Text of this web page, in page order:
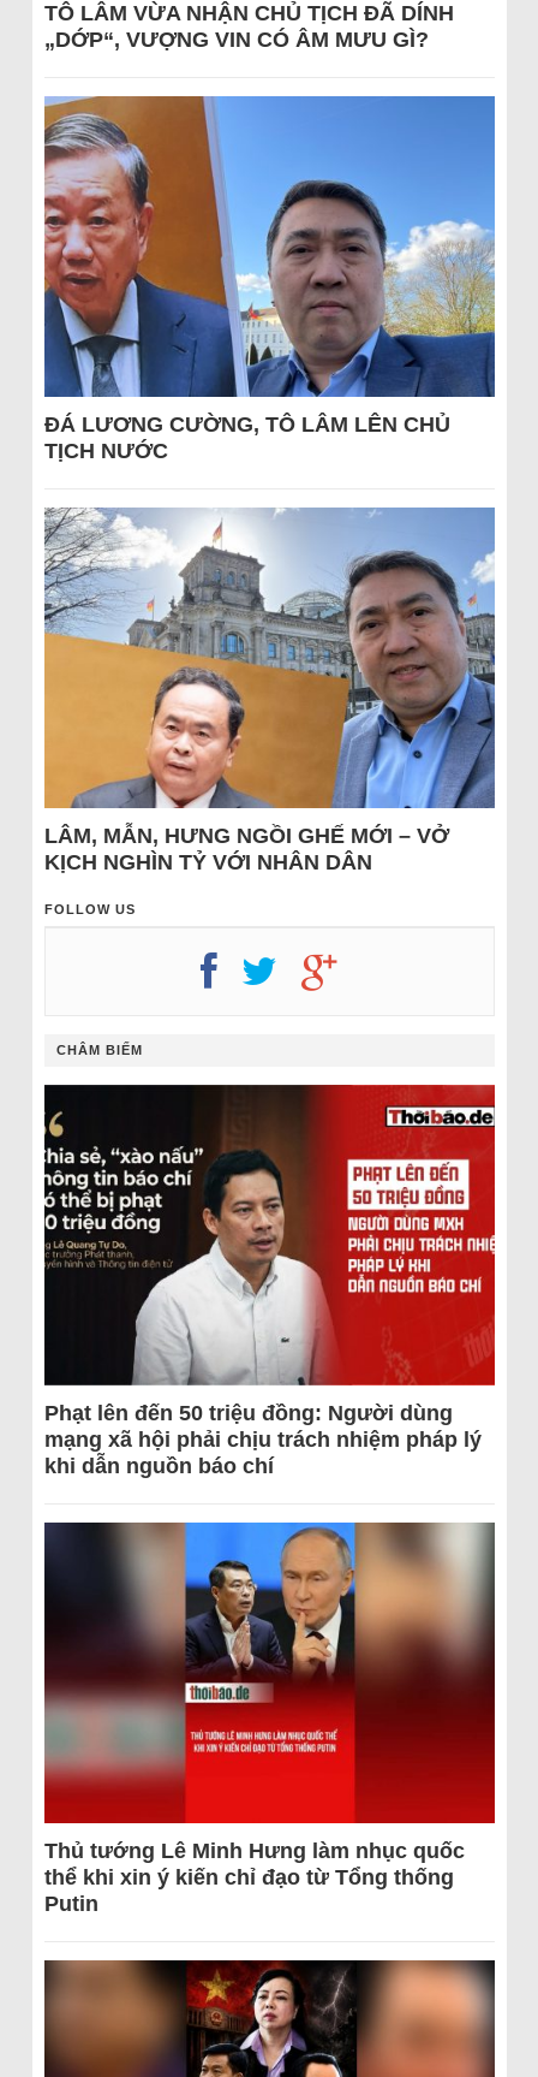
TÔ LÂM VỪA NHẬN CHỦ TỊCH ĐÃ DÍNH
„DỚP“, VƯỢNG VIN CÓ ÂM MƯU GÌ?
ĐÁ LƯƠNG CƯỜNG, TÔ LÂM LÊN CHỦ
TỊCH NƯỚC
LÂM, MẪN, HƯNG NGỒI GHẾ MỚI – VỞ
KỊCH NGHÌN TỶ VỚI NHÂN DÂN
FOLLOW US
CHÂM BIẾM
Phạt lên đến 50 triệu đồng: Người dùng
mạng xã hội phải chịu trách nhiệm pháp lý
khi dẫn nguồn báo chí
Thủ tướng Lê Minh Hưng làm nhục quốc
thể khi xin ý kiến chỉ đạo từ Tổng thống
Putin